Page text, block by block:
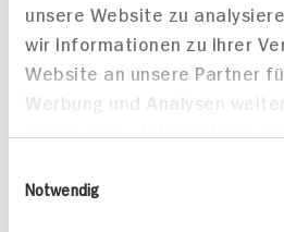
unsere Website zu
wir Informationen zu Ihrer
Website an unsere Partner
Werbung und Analysen
bereitgestellt haben oder die
Notwendig
Mehr Informationen in unserem
kontakt
hit.de
Wir beantworten gerne Ihre
(0228) 42967 0
Folgen Sie uns auf TikTok